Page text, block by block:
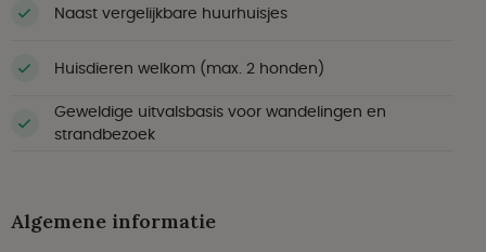
Naast vergelijkbare huurhuisjes
Huisdieren welkom (max. 2 honden)
Geweldige uitvalsbasis voor wandelingen en
strandbezoek
Algemene informatie